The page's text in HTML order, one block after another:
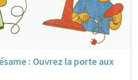
: Ouvrez la porte aux